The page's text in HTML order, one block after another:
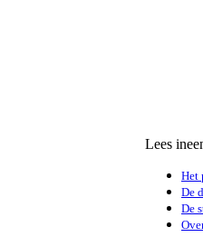
Lees
Het
De
De